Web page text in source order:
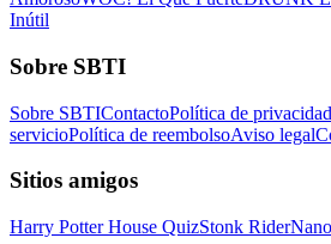
Inútil
Sobre SBTI
Sobre SBTIContactoPolítica de privacidad
servicioPolítica de reembolsoAviso legal
Sitios amigos
Harry Potter House QuizStonk Rider